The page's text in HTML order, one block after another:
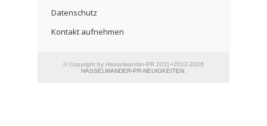
Datenschutz
Kontakt aufnehmen
© Copyright by Hasselwander-PR 2011+2012-2026
HASSELWANDER-PR-NEUIGKEITEN.